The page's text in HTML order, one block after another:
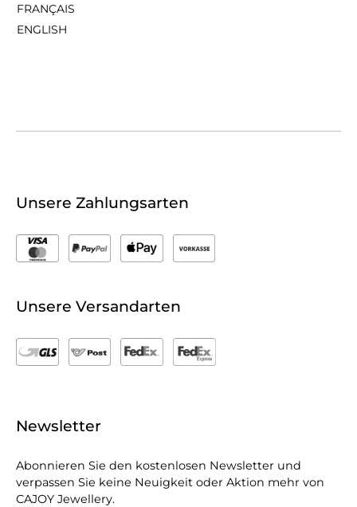
FRANÇAIS
ENGLISH
Unsere Zahlungsarten
Unsere Versandarten
Newsletter
Abonnieren Sie den kostenlosen Newsletter und
verpassen Sie keine Neuigkeit oder Aktion mehr von
CAJOY Jewellery.